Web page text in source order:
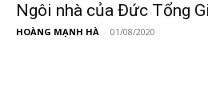
Ngôi nhà của Đức Tổng
HOÀNG MẠNH HÀ - 01/08/2020